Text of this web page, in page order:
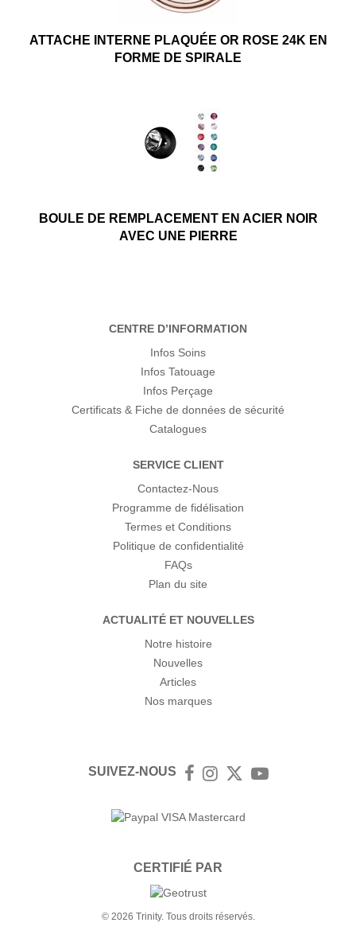
ATTACHE INTERNE PLAQUÉE OR ROSE 24K EN
FORME DE SPIRALE
BOULE DE REMPLACEMENT EN ACIER NOIR
AVEC UNE PIERRE
CENTRE D’INFORMATION
Infos Soins
Infos Tatouage
Infos Perçage
Certificats & Fiche de données de sécurité
Catalogues
SERVICE CLIENT
Contactez-Nous
Programme de fidélisation
Termes et Conditions
Politique de confidentialité
FAQs
Plan du site
ACTUALITÉ ET NOUVELLES
Notre histoire
Nouvelles
Articles
Nos marques
SUIVEZ-NOUS FacebookInstagram
TwitterYouTube
CERTIFIÉ PAR
© 2026 Trinity. Tous droits réservés.